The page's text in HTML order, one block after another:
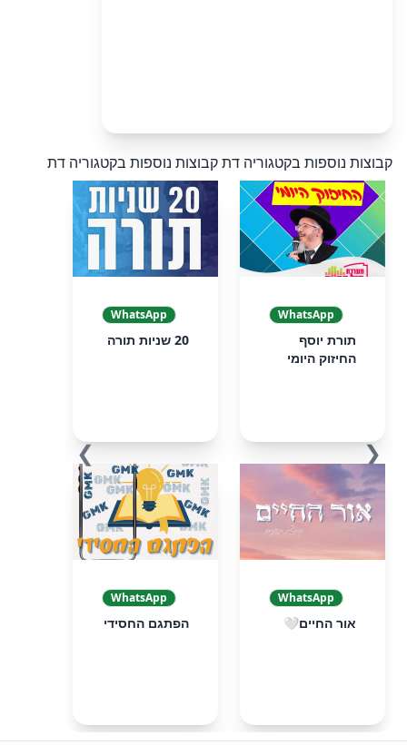
קבוצות נוספות בקטגוריה דתקבוצות נוספות בקטגוריה דת
❮
WhatsApp
תורת יוסף
החיזוק היומי
WhatsApp
20 שניות תורה
WhatsApp
אור החיים🤍
WhatsApp
הפתגם החסידי
❯